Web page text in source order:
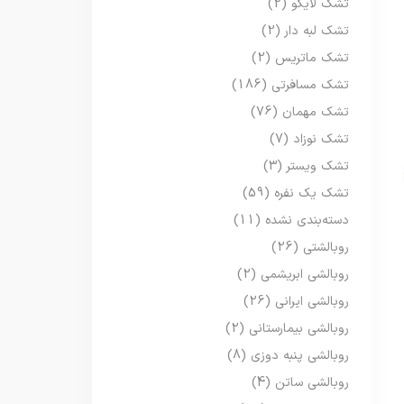
تشک لایکو (2)
تشک لبه دار (2)
تشک ماتریس (2)
تشک مسافرتی (186)
تشک مهمان (76)
تشک نوزاد (7)
تشک ویستر (3)
تشک یک نفره (59)
دسته‌بندی نشده (11)
روبالشتی (26)
روبالشی ابریشمی (2)
روبالشی ایرانی (26)
روبالشی بیمارستانی (2)
روبالشی پنبه دوزی (8)
روبالشی ساتن (4)